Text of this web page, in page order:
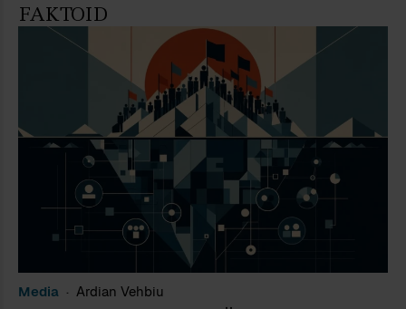
FAKTOID
Media Ardian Vehbiu